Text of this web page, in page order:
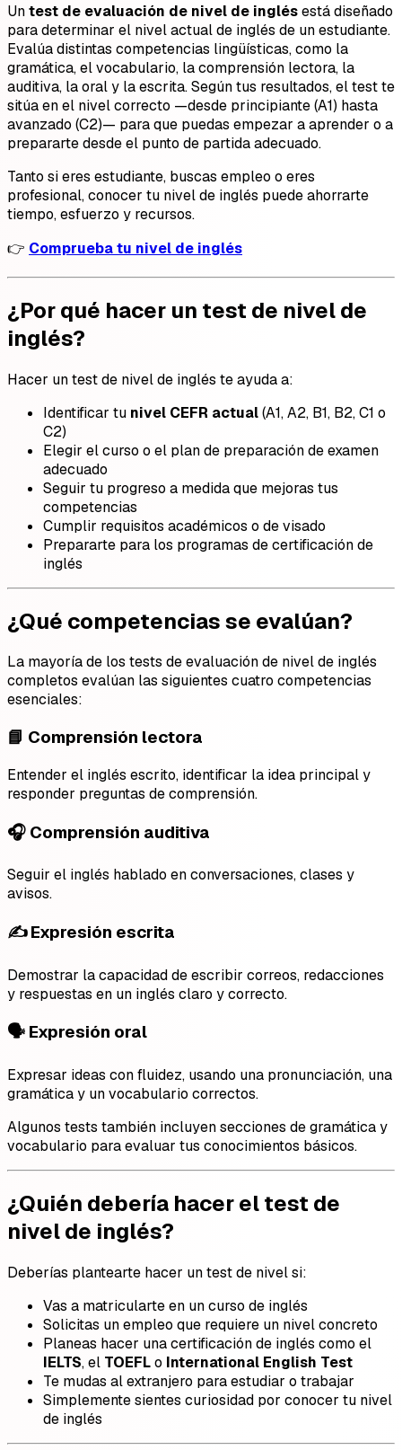
Untest de evaluación de nivel de inglésestá diseñado
para determinar el nivel actual de inglés de un estudiante.
Evalúa distintas competencias lingüísticas, como la
gramática, el vocabulario, la comprensión lectora, la
auditiva, la oral y la escrita. Según tus resultados, el test te
sitúa en el nivel correcto —desde principiante (A1) hasta
avanzado (C2)— para que puedas empezar a aprender o a
prepararte desde el punto de partida adecuado.
Tanto si eres estudiante, buscas empleo o eres
profesional, conocer tu nivel de inglés puede ahorrarte
tiempo, esfuerzo y recursos.
👉 Comprueba tu nivel de inglés
¿Por qué hacer un test de nivel de
inglés?
Hacer un test de nivel de inglés te ayuda a:
Identificar tu nivel CEFR actual(A1, A2, B1, B2, C1 o
C2)
Elegir el curso o el plan de preparación de examen
adecuado
Seguir tu progreso a medida que mejoras tus
competencias
Cumplir requisitos académicos o de visado
Prepararte para los programas de certificación de
inglés
¿Qué competencias se evalúan?
La mayoría de los tests de evaluación de nivel de inglés
completos evalúan las siguientes cuatro competencias
esenciales:
📘 Comprensión lectora
Entender el inglés escrito, identificar la idea principal y
responder preguntas de comprensión.
🎧 Comprensión auditiva
Seguir el inglés hablado en conversaciones, clases y
avisos.
✍️ Expresión escrita
Demostrar la capacidad de escribir correos, redacciones
y respuestas en un inglés claro y correcto.
🗣️ Expresión oral
Expresar ideas con fluidez, usando una pronunciación, una
gramática y un vocabulario correctos.
Algunos tests también incluyen secciones de gramática y
vocabulario para evaluar tus conocimientos básicos.
¿Quién debería hacer el test de
nivel de inglés?
Deberías plantearte hacer un test de nivel si:
Vas a matricularte en un curso de inglés
Solicitas un empleo que requiere un nivel concreto
Planeas hacer una certificación de inglés como el
IELTS, el TOEFLo International English Test
Te mudas al extranjero para estudiar o trabajar
Simplemente sientes curiosidad por conocer tu nivel
de inglés